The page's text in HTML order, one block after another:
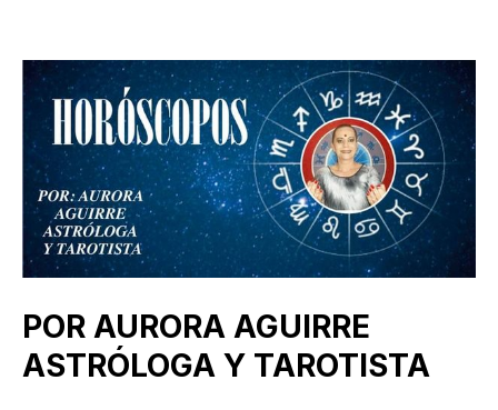
POR AURORA AGUIRRE
ASTRÓLOGA Y TAROTISTA